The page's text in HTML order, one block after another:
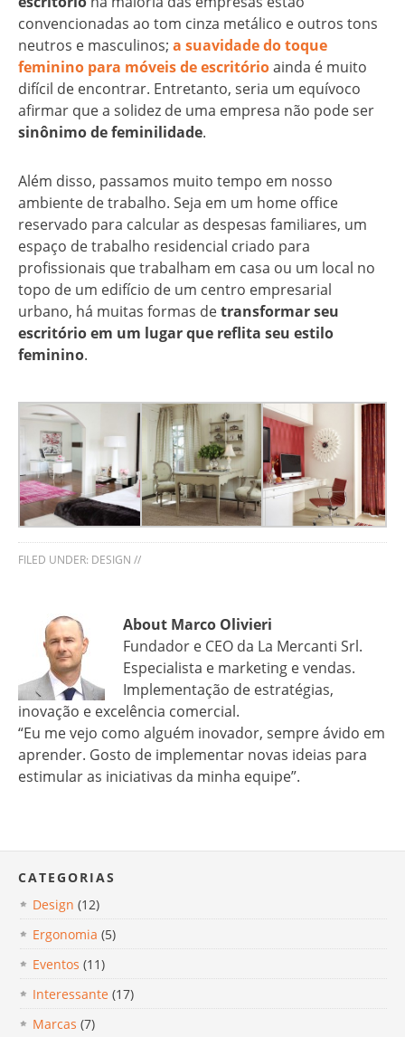
convencionadas ao tom cinza metálico e outros tons
neutros e masculinos; a suavidade do toque
feminino para móveis de escritórioainda é muito
difícil de encontrar. Entretanto, seria um equívoco
afirmar que a solidez de uma empresa não pode ser
sinônimo de feminilidade.
Além disso, passamos muito tempo em nosso
ambiente de trabalho. Seja em um home office
reservado para calcular as despesas familiares, um
espaço de trabalho residencial criado para
profissionais que trabalham em casa ou um local no
topo de um edifício de um centro empresarial
urbano, há muitas formas detransformar seu
escritório em um lugar que reflita seu estilo
feminino.
FILED UNDER: DESIGN //
About Marco Olivieri
Fundador e CEO da La Mercanti Srl.
Especialista e marketing e vendas.
Implementação de estratégias,
inovação e excelência comercial.
“Eu me vejo como alguém inovador, sempre ávido em
aprender. Gosto de implementar novas ideias para
estimular as iniciativas da minha equipe”.
CATEGORIAS
Design (12)
Ergonomia (5)
Eventos (11)
Interessante (17)
Marcas (7)